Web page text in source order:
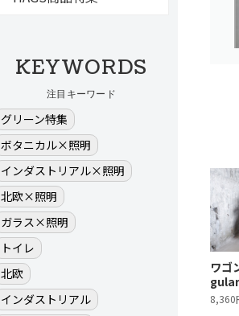
ワゴ
8,360
KEYWORDS
注目キーワード
グリーン特集
ボタニカル×照明
インダストリアル×照明
北欧×照明
ガラス×照明
トイレ
北欧
インダストリアル